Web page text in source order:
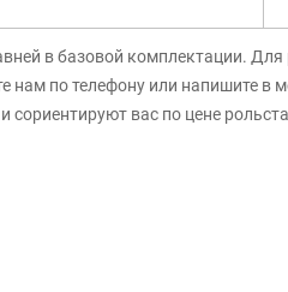
в базовой комплектации. Для
нам по телефону или напишите в
сориентируют вас по цене